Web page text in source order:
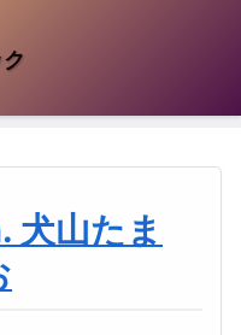
犬山たま